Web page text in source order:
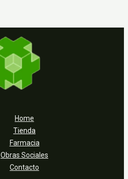
Home
Tienda
Farmacia
Obras Sociales
Contacto